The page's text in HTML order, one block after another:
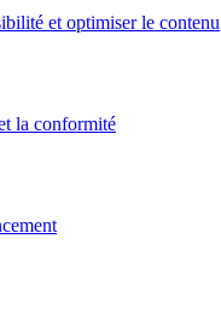
et optimiser le contenu
la conformité